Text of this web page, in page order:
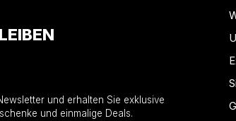
und erhalten Sie exklusive
und einmalige Deals.